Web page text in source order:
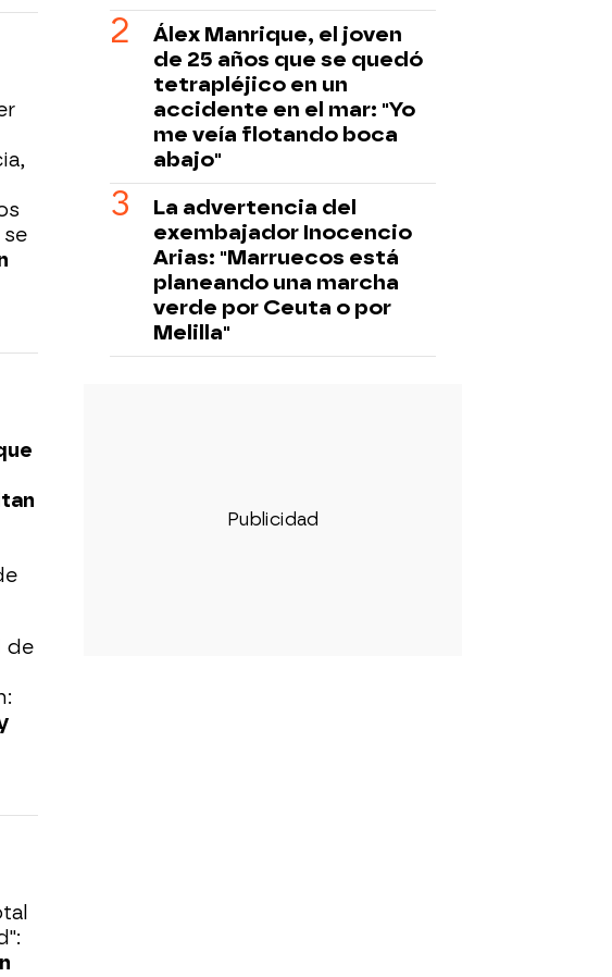
de
Álex Manrique, el joven
de 25 años que se quedó
tetrapléjico en un
accidente en el mar: "Yo
me veía flotando boca
abajo"
La advertencia del
exembajador Inocencio
Arias: "Marruecos está
planeando una marcha
verde por Ceuta o por
Melilla"